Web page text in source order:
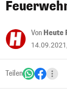
Von Heute
Teilen